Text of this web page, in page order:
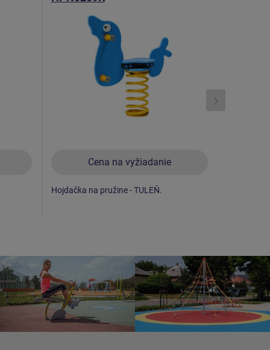
Cena na vyžiadanie
Hojdačka na pružine - TULEŇ.